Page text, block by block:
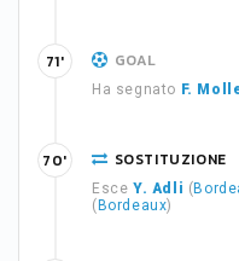
GOAL
Ha segnato F.
71'
SOSTITUZIONE
Esce Y. Adli (
( Bordeaux)
70'